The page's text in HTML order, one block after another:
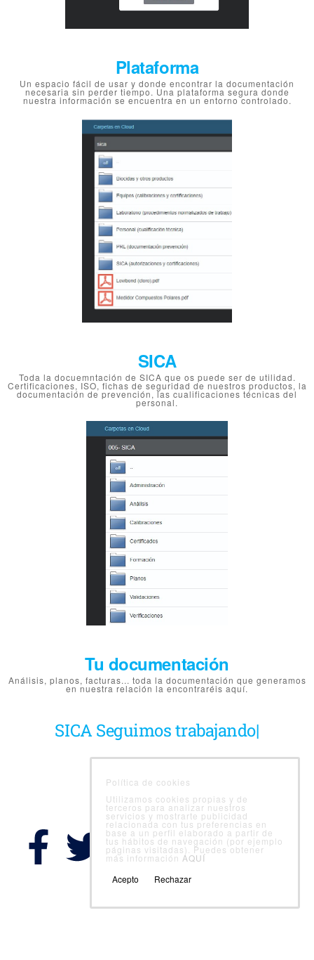
Plataforma
Un espacio fácil de usar y donde encontrar la documentación
necesaria sin perder tiempo. Una plataforma segura donde
nuestra información se encuentra en un entorno controlado.
SICA
Toda la docuemntación de SICA que os puede ser de utilidad.
Certificaciones, ISO, fichas de seguridad de nuestros productos, la
documentación de prevención, las cualificaciones técnicas del
personal.
Tu documentación
Análisis, planos, facturas... toda la documentación que generamos
en nuestra relación la encontraréis aquí.
SICA Seguimos trabajando|
Calidad alimentaria
Área cliente
Política de cookies
Utilizamos cookies propias y de
terceros para analizar nuestros
servicios y mostrarte publicidad
relacionada con tus preferencias en
base a un perfil elaborado a partir de
tus hábitos de navegación (por ejemplo
páginas visitadas). Puedes obtener
más información AQUÍ
Acepto
Rechazar